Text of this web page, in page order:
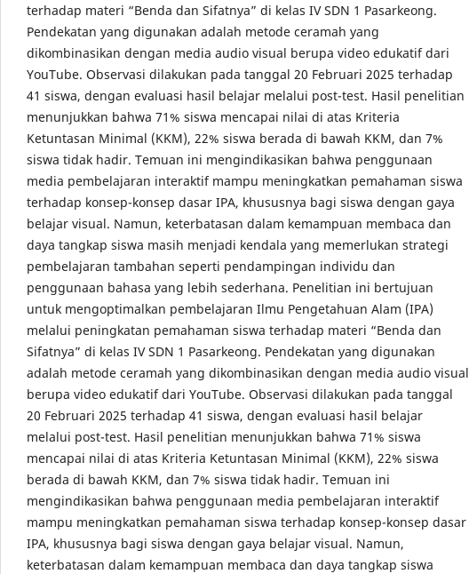
terhadap materi “Benda dan Sifatnya” di kelas IV SDN 1 Pasarkeong.
Pendekatan yang digunakan adalah metode ceramah yang
dikombinasikan dengan media audio visual berupa video edukatif dari
YouTube. Observasi dilakukan pada tanggal 20 Februari 2025 terhadap
41 siswa, dengan evaluasi hasil belajar melalui post-test. Hasil penelitian
menunjukkan bahwa 71% siswa mencapai nilai di atas Kriteria
Ketuntasan Minimal (KKM), 22% siswa berada di bawah KKM, dan 7%
siswa tidak hadir. Temuan ini mengindikasikan bahwa penggunaan
media pembelajaran interaktif mampu meningkatkan pemahaman siswa
terhadap konsep-konsep dasar IPA, khususnya bagi siswa dengan gaya
belajar visual. Namun, keterbatasan dalam kemampuan membaca dan
daya tangkap siswa masih menjadi kendala yang memerlukan strategi
pembelajaran tambahan seperti pendampingan individu dan
penggunaan bahasa yang lebih sederhana. Penelitian ini bertujuan
untuk mengoptimalkan pembelajaran Ilmu Pengetahuan Alam (IPA)
melalui peningkatan pemahaman siswa terhadap materi “Benda dan
Sifatnya” di kelas IV SDN 1 Pasarkeong. Pendekatan yang digunakan
adalah metode ceramah yang dikombinasikan dengan media audio visual
berupa video edukatif dari YouTube. Observasi dilakukan pada tanggal
20 Februari 2025 terhadap 41 siswa, dengan evaluasi hasil belajar
melalui post-test. Hasil penelitian menunjukkan bahwa 71% siswa
mencapai nilai di atas Kriteria Ketuntasan Minimal (KKM), 22% siswa
berada di bawah KKM, dan 7% siswa tidak hadir. Temuan ini
mengindikasikan bahwa penggunaan media pembelajaran interaktif
mampu meningkatkan pemahaman siswa terhadap konsep-konsep dasar
IPA, khususnya bagi siswa dengan gaya belajar visual. Namun,
keterbatasan dalam kemampuan membaca dan daya tangkap siswa